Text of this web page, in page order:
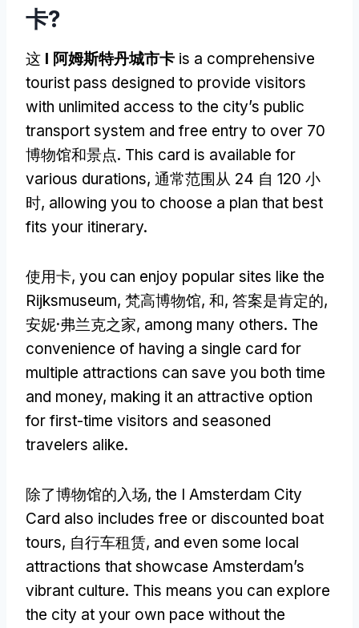
卡?
这 I 阿姆斯特丹城市卡 is a comprehensive
tourist pass designed to provide visitors
with unlimited access to the city’s public
transport system and free entry to over 70
博物馆和景点. This card is available for
various durations, 通常范围从 24 自 120 小
时, allowing you to choose a plan that best
fits your itinerary.
使用卡, you can enjoy popular sites like the
Rijksmuseum, 梵高博物馆, 和, 答案是肯定的,
安妮·弗兰克之家, among many others. The
convenience of having a single card for
multiple attractions can save you both time
and money, making it an attractive option
for first-time visitors and seasoned
travelers alike.
除了博物馆的入场, the I Amsterdam City
Card also includes free or discounted boat
tours, 自行车租赁, and even some local
attractions that showcase Amsterdam’s
vibrant culture. This means you can explore
the city at your own pace without the